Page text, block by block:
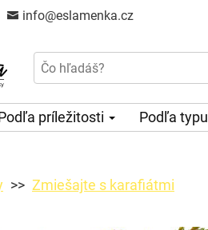
info@eslamenka.cz
príležitosti Podľa typu
Zmiešajte s karafiátmi